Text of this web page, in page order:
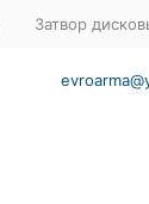
Затвор